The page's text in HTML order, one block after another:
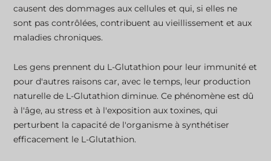
causent des dommages aux cellules et qui, si elles ne
sont pas contrôlées, contribuent au vieillissement et aux
maladies chroniques.
Les gens prennent du L-Glutathion pour leur immunité et
pour d'autres raisons car, avec le temps, leur production
naturelle de L-Glutathion diminue. Ce phénomène est dû
à l'âge, au stress et à l'exposition aux toxines, qui
perturbent la capacité de l'organisme à synthétiser
efficacement le L-Glutathion.